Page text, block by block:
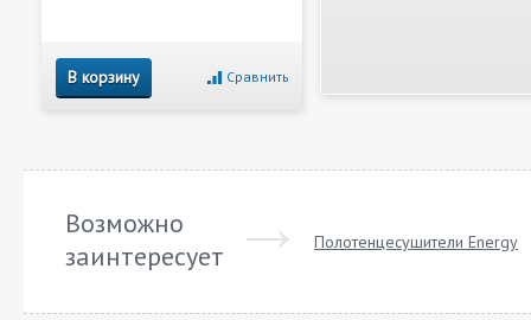
В корзину Сравнить
Возможно
заинтересует
Полотенцесушители Energy